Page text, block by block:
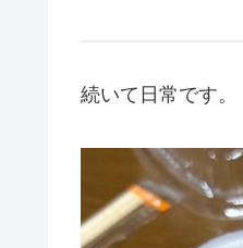
続いて日常です。